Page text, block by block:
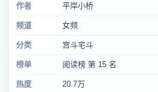
作者 平岸小桥
频道 女频
分类 宫斗宅斗
榜单 阅读榜 第 15 名
热度 20.7万